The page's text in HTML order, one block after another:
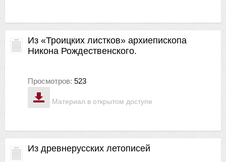
Материал в открытом доступе
Из «Троицких листков» архиепископа
Никона Рождественского.
Просмотров: 523
Из древнерусских летописей